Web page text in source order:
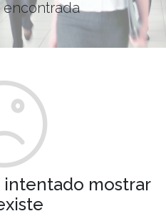
encontrada
intentado mostrar